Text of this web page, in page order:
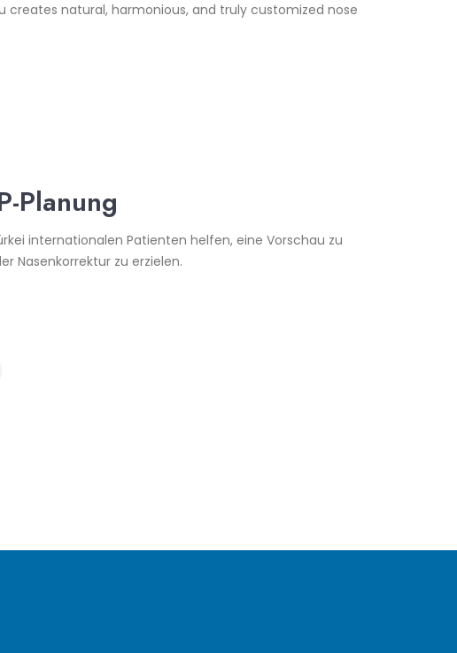
creates natural, harmonious, and truly customized nose
Planung
internationalen Patienten helfen, eine Vorschau zu
Nasenkorrektur zu erzielen.